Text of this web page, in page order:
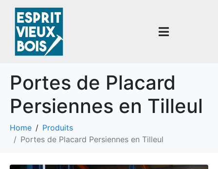
Portes de Placard
Persiennes en Tilleul
Home
Produits
Portes de Placard Persiennes en Tilleul